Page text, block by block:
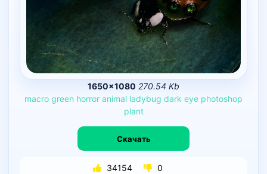
1650×1080 270.54 Kb
macro green horror animal ladybug dark eye photoshop
plant
Скачать
34154 0